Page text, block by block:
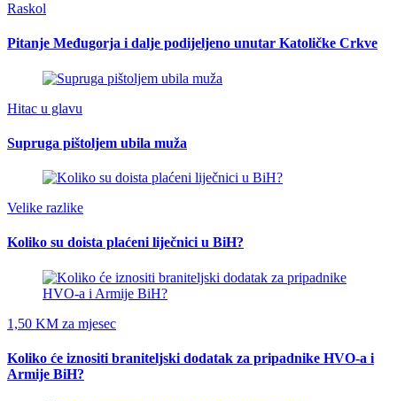
Raskol
Pitanje Međugorja i dalje podijeljeno unutar Katoličke Crkve
Hitac u glavu
Supruga pištoljem ubila muža
Velike razlike
Koliko su doista plaćeni liječnici u BiH?
1,50 KM za mjesec
Koliko će iznositi braniteljski dodatak za pripadnike HVO-a i
Armije BiH?